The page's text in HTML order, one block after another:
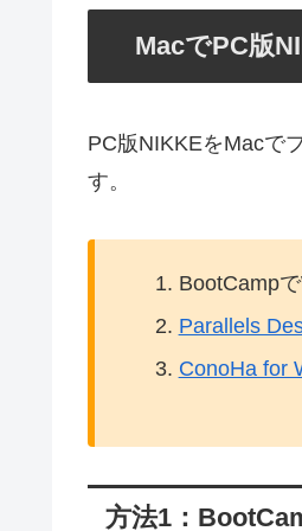
MacでPC版
PC版NIKKEをMacで
す。
BootCamp
Parallels
ConoHa for
方法1：